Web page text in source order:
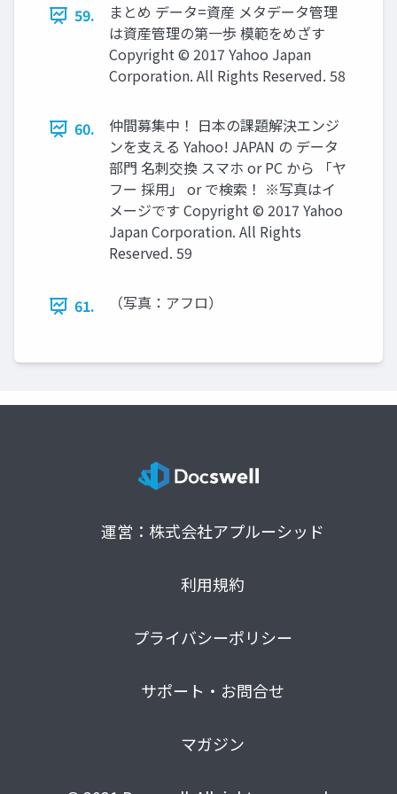
59.
まとめ データ=資産 メタデータ管理
は資産管理の第一歩 模範をめざす
Copyright © 2017 Yahoo Japan
Corporation. All Rights Reserved. 58
60.
仲間募集中！ 日本の課題解決エンジ
ンを支える Yahoo! JAPAN の データ
部門 名刺交換 スマホ or PC から 「ヤ
フー 採用」 or で検索！ ※写真はイ
メージです Copyright © 2017 Yahoo
Japan Corporation. All Rights
Reserved. 59
61. （写真：アフロ）
運営：株式会社アプルーシッド
利用規約
プライバシーポリシー
サポート・お問合せ
マガジン